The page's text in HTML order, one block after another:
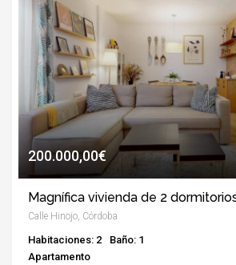
200.000,00€
Calle Hinojo, Córdoba
Habitaciones: 2
Baño: 1
Apartamento